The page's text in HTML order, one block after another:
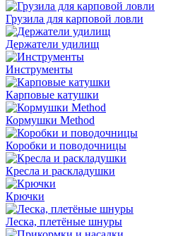
Грузила для карповой ловли
Держатели удилищ
Инструменты
Карповые катушки
Кормушки Method
Коробки и поводочницы
Кресла и раскладушки
Крючки
Леска, плетёные шнуры